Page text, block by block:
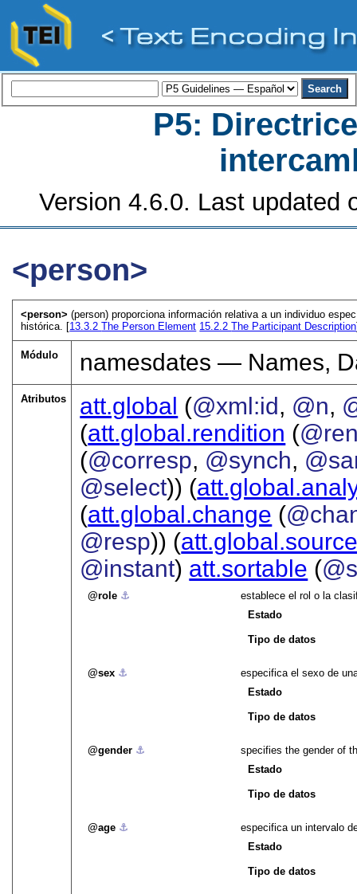
P5:
Version 4.6.0. Last updated
<person>
<person>(person) proporciona información relativa a un individuo
histórica. [13.3.2The Person Element 15.2.2The Participant Description
Módulo namesdates — Names,
Atributos att.global (@xml:id, @n,
(att.global.rendition (
(@corresp, @synch,
@select)) (
(att.global.change (
@resp)) (
@instant) att.sortable (
role ⚓︎
establece el rol o la
Estado
Tipo de datos
sex ⚓︎
especifica el sexo de
Estado
Tipo de datos
gender ⚓︎
specifies the gender of
Estado
Tipo de datos
age ⚓︎
especifica un intervalo
Estado
Tipo de datos